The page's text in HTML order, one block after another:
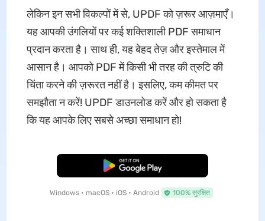
लेकिन इन सभी विकल्पों में से, UPDF को ज़रूर आज़माएँ।
यह आपकी उंगलियों पर कई शक्तिशाली PDF समाधान
प्रदान करता है। साथ ही, यह बेहद तेज़ और इस्तेमाल में
आसान है। आपको PDF में किसी भी तरह की त्रुटि की
चिंता करने की ज़रूरत नहीं है। इसलिए, कम कीमत पर
समझौता न करें! UPDF डाउनलोड करें और हो सकता है
कि यह आपके लिए सबसे अच्छा समाधान हो!
मुफ्त डाउनलोड
Windows • macOS • iOS • Android 100% सुरक्षित